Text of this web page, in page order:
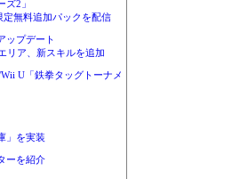
2」
定無料追加パックを配信
ップデート
リア、新スキルを追加
U「鉄拳タッグトーナメ
」を実装
ーを紹介